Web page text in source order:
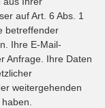
auf Art. 6 Abs. 1
betreffender
Ihre E-Mail-
Anfrage. Ihre Daten
weitergehenden